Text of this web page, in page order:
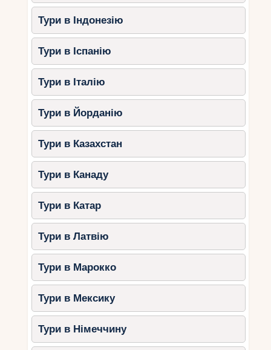
Тури в Індонезію
Тури в Іспанію
Тури в Італію
Тури в Йорданію
Тури в Казахстан
Тури в Канаду
Тури в Катар
Тури в Латвію
Тури в Марокко
Тури в Мексику
Тури в Німеччину